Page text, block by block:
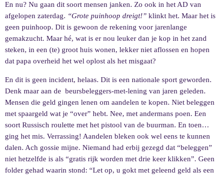
En nu? Nu gaan dit soort mensen janken. Zo ook in het AD van
afgelopen zaterdag. “Grote puinhoop dreigt!” klinkt het. Maar het is
geen puinhoop. Dit is gewoon de rekening voor jarenlange
gemakzucht. Maar hé, wat is er nou leuker dan je kop in het zand
steken, in een (te) groot huis wonen, lekker niet aflossen en hopen
dat papa overheid het wel oplost als het misgaat?
En dit is geen incident, helaas. Dit is een nationale sport geworden.
Denk maar aan de beursbeleggers-met-lening van jaren geleden.
Mensen die geld gingen lenen om aandelen te kopen. Niet beleggen
met spaargeld wat je “over” hebt. Nee, met andermans poen. Een
soort Russisch roulette met het pistool van de buurman. En toen…
ging het mis. Verrassing! Aandelen bleken ook wel eens te kunnen
dalen. Ach gossie mijne. Niemand had erbij gezegd dat “beleggen”
niet hetzelfde is als “gratis rijk worden met drie keer klikken”. Geen
folder gehad waarin stond: “Let op, u gokt met geleend geld als een